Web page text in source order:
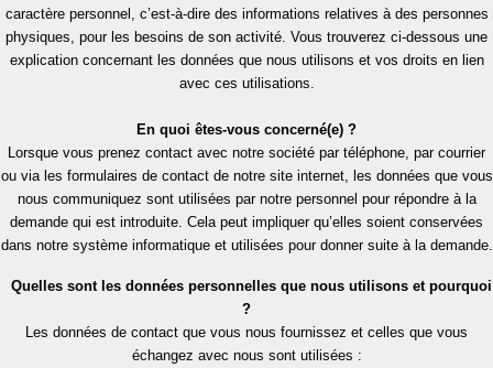
caractère personnel, c’est-à-dire des informations relatives à des personnes
physiques, pour les besoins de son activité. Vous trouverez ci-dessous une
explication concernant les données que nous utilisons et vos droits en lien
avec ces utilisations.
En quoi êtes-vous concerné(e) ?
Lorsque vous prenez contact avec notre société par téléphone, par courrier
ou via les formulaires de contact de notre site internet, les données que vous
nous communiquez sont utilisées par notre personnel pour répondre à la
demande qui est introduite. Cela peut impliquer qu’elles soient conservées
dans notre système informatique et utilisées pour donner suite à la demande.
Quelles sont les données personnelles que nous utilisons et pourquoi
?
Les données de contact que vous nous fournissez et celles que vous
échangez avec nous sont utilisées :